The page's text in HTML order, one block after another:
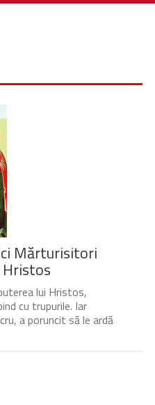
Mărturisitori
lui Hristos,
cu trupurile. Iar
a poruncit să le ardă